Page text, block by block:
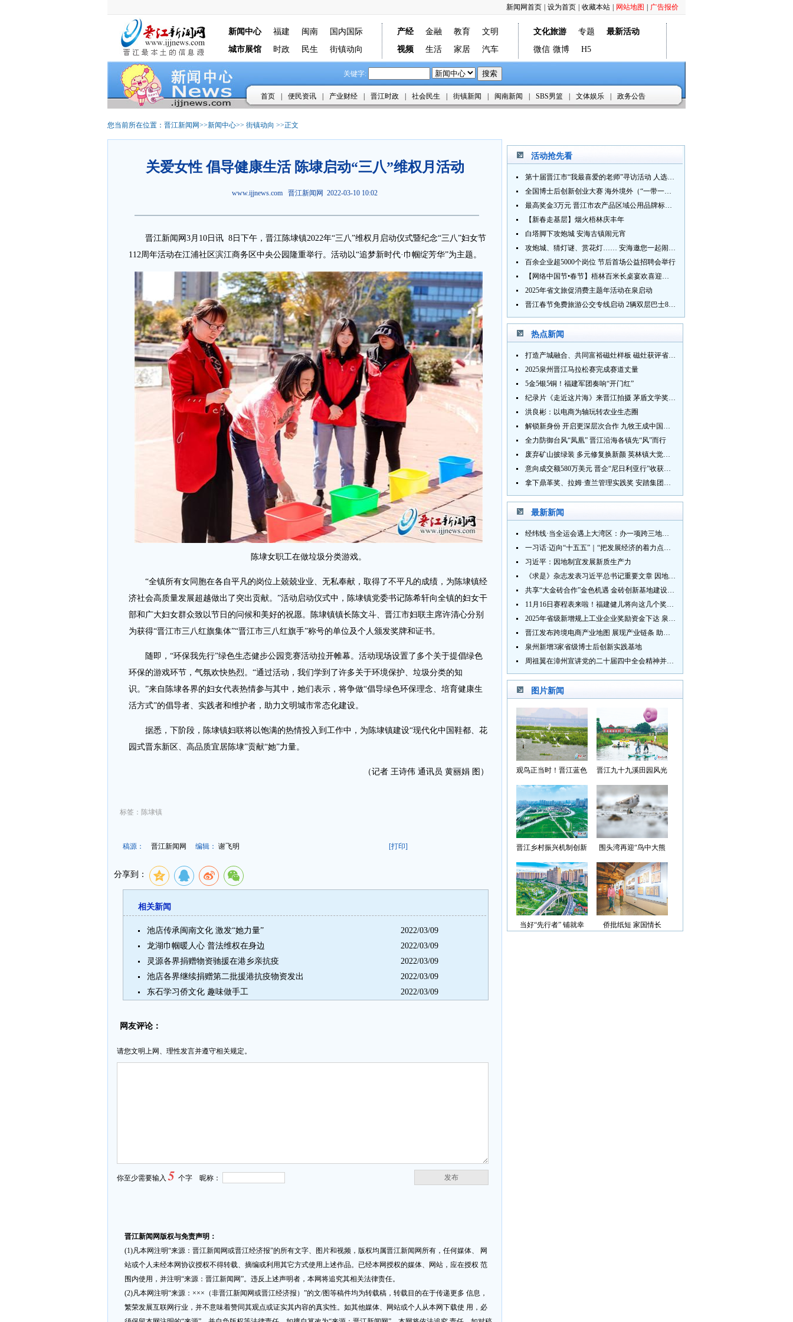
广告报价
网站地图
收藏本站
设为首页
新闻网首页
新闻中心 福建 闽南
国内国际
城市展馆
时政 民生 街镇动向
产经 金融 教育
文明
视频
生活 家居 汽车
文化旅游 专题
最新活动
微信 微博 H5
关键字:
首页 便民资讯 产业财经 晋江时政 社会民生 街镇新闻 闽南新闻 SBS男篮 文体娱乐 政务公告
您当前所在位置： 晋江新闻网>>新闻中心>> 街镇动向 >>正文
关爱女性 倡导健康生活 陈埭启动“三八”维权月活动
www.ijjnews.com 晋江新闻网 2022-03-10 10:02
晋江新闻网3月10日讯 8日下午，晋江陈埭镇2022年“三八”维权月启动仪式暨纪念“三八”妇女节
112周年活动在江浦社区滨江商务区中央公园隆重举行。活动以“追梦新时代·巾帼绽芳华”为主题。
陈埭女职工在做垃圾分类游戏。
“全镇所有女同胞在各自平凡的岗位上兢兢业业、无私奉献，取得了不平凡的成绩，为陈埭镇经
济社会高质量发展超越做出了突出贡献。”活动启动仪式中，陈埭镇党委书记陈希轩向全镇的妇女干
部和广大妇女群众致以节日的问候和美好的祝愿。陈埭镇镇长陈文斗、晋江市妇联主席许清心分别
为获得“晋江市三八红旗集体”“晋江市三八红旗手”称号的单位及个人颁发奖牌和证书。
随即，“环保我先行”绿色生态健步公园竞赛活动拉开帷幕。活动现场设置了多个关于提倡绿色
环保的游戏环节，气氛欢快热烈。“通过活动，我们学到了许多关于环境保护、垃圾分类的知
识。”来自陈埭各界的妇女代表热情参与其中，她们表示，将争做“倡导绿色环保理念、培育健康生
活方式”的倡导者、实践者和维护者，助力文明城市常态化建设。
据悉，下阶段，陈埭镇妇联将以饱满的热情投入到工作中，为陈埭镇建设“现代化中国鞋都、花
园式晋东新区、高品质宜居陈埭”贡献“她”力量。
（记者 王诗伟 通讯员 黄丽娟 图）
标签：陈埭镇
稿源： 晋江新闻网 编辑： 谢飞明 [打印]
分享到：
相关新闻
池店传承闽南文化 激发“她力量”
2022/03/09
龙湖巾帼暖人心 普法维权在身边
2022/03/09
灵源各界捐赠物资驰援在港乡亲抗疫
2022/03/09
池店各界继续捐赠第二批援港抗疫物资发出
2022/03/09
东石学习侨文化 趣味做手工
2022/03/09
网友评论：
请您文明上网、理性发言并遵守相关规定。
发布
你至少需要输入5 个字 昵称：
晋江新闻网版权与免责声明：
(1)凡本网注明“来源：晋江新闻网或晋江经济报”的所有文字、图片和视频，版权均属晋江新闻网所有，任何媒体、 网
站或个人未经本网协议授权不得转载、摘编或利用其它方式使用上述作品。已经本网授权的媒体、网站，应在授权 范
围内使用，并注明“来源：晋江新闻网”。违反上述声明者，本网将追究其相关法律责任。
(2)凡本网注明“来源：×××（非晋江新闻网或晋江经济报）”的文/图等稿件均为转载稿，转载目的在于传递更多 信息，
繁荣发展互联网行业，并不意味着赞同其观点或证实其内容的真实性。如其他媒体、网站或个人从本网下载使 用，必
活动抢先看
第十届晋江市“我最喜爱的老师”寻访活动 人选推荐火热进行中 快来“秀”您最喜爱的老师
全国博士后创新创业大赛 海外境外（“一带一路”）赛七大赛道等你来战
最高奖金3万元 晋江市农产品区域公用品牌标识Logo及特色农产品包装设计征集活动正式启动
【新春走基层】烟火梧林庆丰年
白塔脚下攻炮城 安海古镇闹元宵
攻炮城、猜灯谜、赏花灯…… 安海邀您一起闹元宵
百余企业超5000个岗位 节后首场公益招聘会举行
【网络中国节•春节】梧林百米长桌宴欢喜迎新春
2025年省文旅促消费主题年活动在泉启动
晋江春节免费旅游公交专线启动 2辆双层巴士8辆铛铛车带你游
热点新闻
打造产城融合、共同富裕磁灶样板 磁灶获评省级乡村振兴示范乡镇
2025泉州晋江马拉松赛完成赛道丈量
5金5银5铜！福建军团奏响“开门红”
纪录片《走近这片海》来晋江拍摄 茅盾文学奖得主麦家探寻晋江“海海”人生
洪良彬：以电商为轴玩转农业生态圈
解锁新身份 开启更深层次合作 九牧王成中国奥委会官方赞助商
全力防御台风“凤凰” 晋江沿海各镇先“风”而行
废弃矿山披绿装 多元修复换新颜 英林镇大觉山片区废弃矿山生态修复项目通过验收
意向成交额580万美元 晋企“尼日利亚行”收获满满
拿下鼎革奖、拉姆·查兰管理实践奖 安踏集团获企业管理权威奖项
最新新闻
经纬线·当全运会遇上大湾区：办一项跨三地的赛事有多硬核？
一习话·迈向“十五五”｜“把发展经济的着力点放在实体经济上”
习近平：因地制宜发展新质生产力
《求是》杂志发表习近平总书记重要文章 因地制宜发展新质生产力
共享“大金砖合作”金色机遇 金砖创新基地建设成效显著
11月16日赛程表来啦！福建健儿将向这几个奖牌发起冲击→
2025年省级新增规上工业企业奖励资金下达 泉州市获补资金居全省首位
晋江发布跨境电商产业地图 展现产业链条 助力“晋品出海”
泉州新增3家省级博士后创新实践基地
周祖翼在漳州宣讲党的二十届四中全会精神并调研
图片新闻
观鸟正当时！晋江蓝色
晋江九十九溪田园风光
光”首批认定名单
晋江乡村振兴机制创新
围头湾再迎“鸟中大熊
当好“先行者” 铺就幸
侨批纸短 家国情长